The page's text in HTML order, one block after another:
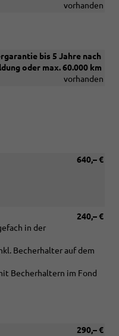
vorhanden
bis 5 Jahre nach
oder max. 60.000 km
vorhanden
640,– €
240,– €
in der
Becherhalter auf dem
Becherhaltern im Fond
290,– €